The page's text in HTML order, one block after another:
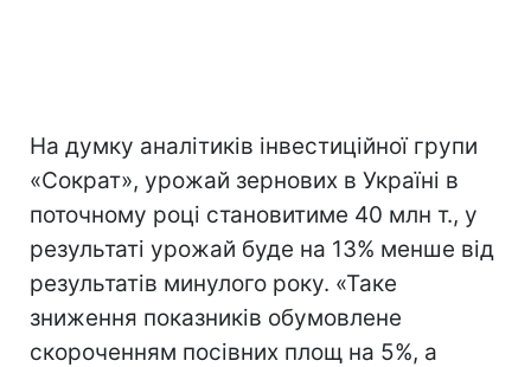
На думку аналітиків інвестиційної групи
«Сократ», урожай зернових в Україні в
поточному році становитиме 40 млн т., у
результаті урожай буде на 13% менше від
результатів минулого року. «Таке
зниження показників обумовлене
скороченням посівних площ на 5%, а